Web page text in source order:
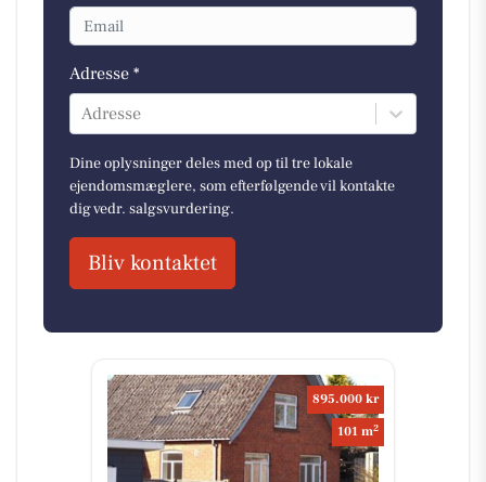
Adresse *
Adresse
Dine oplysninger deles med op til tre lokale
ejendomsmæglere, som efterfølgende vil kontakte
dig vedr. salgsvurdering.
Bliv kontaktet
895.000 kr
101 m2